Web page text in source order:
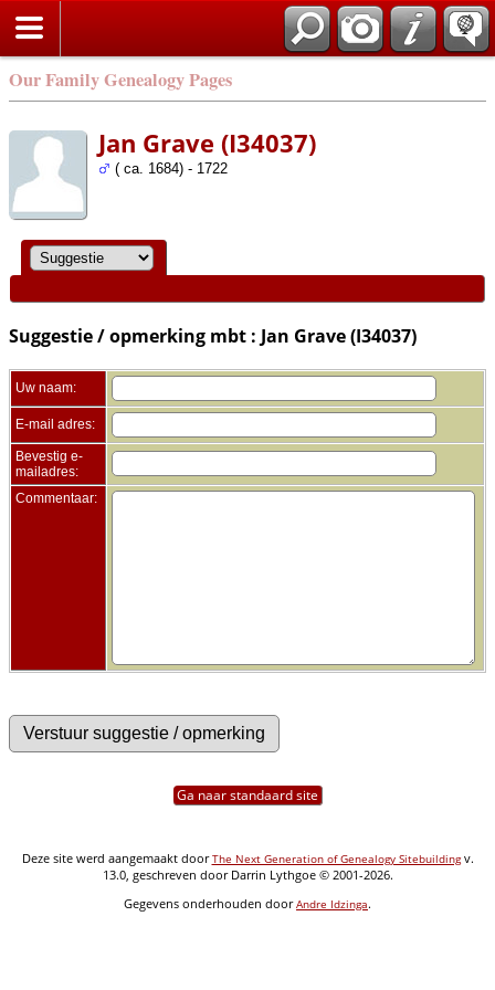
Our Family Genealogy Pages
Jan Grave (I34037)
( ca. 1684) - 1722
Suggestie / opmerking mbt : Jan Grave (I34037)
Uw naam:
E-mail adres:
Bevestig e-
mailadres:
Commentaar:
Ga naar standaard site
Deze site werd aangemaakt doorThe Next Generation of Genealogy Sitebuildingv.
13.0, geschreven door Darrin Lythgoe © 2001-2026.
Gegevens onderhouden doorAndre Idzinga.